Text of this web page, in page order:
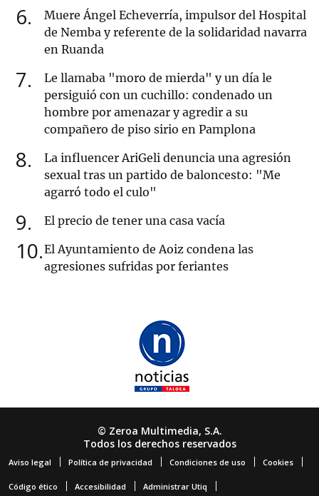
6
Muere Ángel Echeverría, impulsor del Hospital
de Nemba y referente de la solidaridad navarra
en Ruanda
7
Le llamaba "moro de mierda" y un día le
persiguió con un cuchillo: condenado un
hombre por amenazar y agredir a su
compañero de piso sirio en Pamplona
8
La influencer AriGeli denuncia una agresión
sexual tras un partido de baloncesto: "Me
agarró todo el culo"
9 El precio de tener una casa vacía
10 El Ayuntamiento de Aoiz condena las
agresiones sufridas por feriantes
© Zeroa Multimedia, S.A.
Todos los derechos reservados
Aviso legal Política de privacidad Condiciones de uso Cookies
Código ético Accesibilidad Administrar Utiq